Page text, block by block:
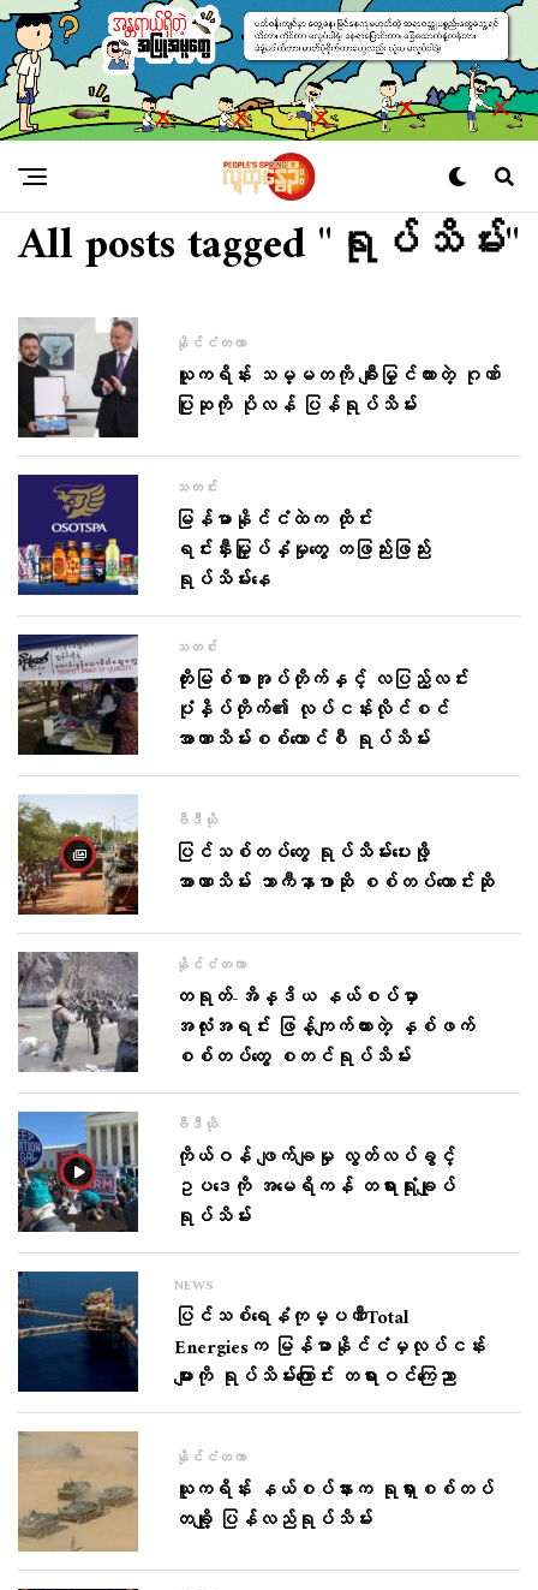
All posts tagged "ရုပ်သိမ်း"
နိုင်ငံတကာ
ယူကရိန်း သမ္မတကို ချီးမြှင်ထားတဲ့ ဂုဏ်
ပြုဆုကို ပိုလန် ပြန်ရုပ်သိမ်း
သတင်း
မြန်မာနိုင်ငံထဲက ထိုင်း
ရင်းနှီးမြှုပ်နှံမှုတွေ တဖြည်းဖြည်း
ရုပ်သိမ်းနေ
သတင်း
တိုးမြစ်စာအုပ်တိုက်နှင့် လပြည့်လင်း
ပုံနှိပ်တိုက်၏ လုပ်ငန်းလိုင်စင်
အာဏာသိမ်းစစ်ကောင်စီ ရုပ်သိမ်း
ဗီဒီယို
ပြင်သစ်တပ်တွေ ရုပ်သိမ်းပေးဖို့
အာဏာသိမ်း ဘာကီနာဖာဆို စစ်တပ်တောင်းဆို
နိုင်ငံတကာ
တရုတ်-အိန္ဒိယ နယ်စပ်မှာ
အလုံးအရင်း ဖြန့်ကျက်ထားတဲ့ နှစ်ဖက်
စစ်တပ်တွေ စတင်ရုပ်သိမ်း
ဗီဒီယို
ကိုယ်ဝန် ဖျက်ချမှု လွတ်လပ်ခွင့်
ဥပဒေကို အမေရိကန် တရားရုံးချုပ်
ရုပ်သိမ်း
NEWS
ပြင်သစ်​ရေနံကုမ္ပဏီTotal
Energiesက မြန်မာနိုင်ငံမှလုပ်ငန်း
များကို ရုပ်သိမ်းကြောင်း တရားဝင်​ကြေညာ
နိုင်ငံတကာ
ယူကရိန်း နယ်စပ်နားက ရုရှားစစ်တပ်
တချို့ ပြန်လည်ရုပ်သိမ်း